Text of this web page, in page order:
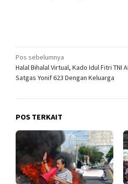
Navigasi
pos
Pos sebelumnya
Halal Bihalal Virtual, Kado Idul Fitri TNI
Satgas Yonif 623 Dengan Keluarga
POS TERKAIT